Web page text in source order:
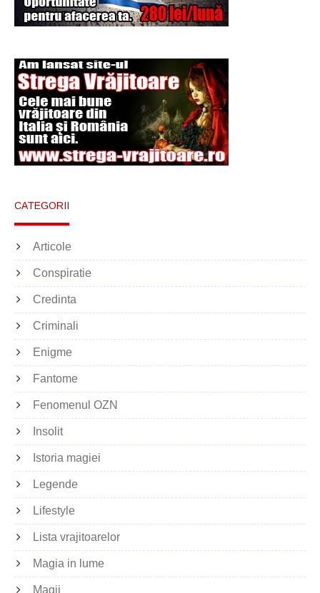
magie neagră
CATEGORII
Articole
Conspiratie
Credinta
Criminali
Enigme
Fantome
Fenomenul OZN
Insolit
Istoria magiei
Legende
Lifestyle
Lista vrajitoarelor
Magia in lume
Magii